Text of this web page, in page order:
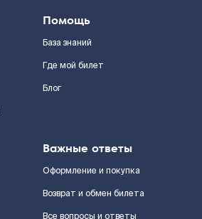
Помощь
База знаний
Где мой билет
Блог
Важные ответы
Оформление и покупка
Возврат и обмен билета
Все вопросы и ответы